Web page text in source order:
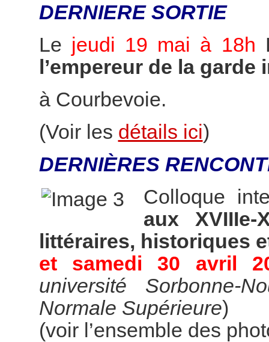
DERNIERE SORTIE
Le jeudi 19 mai à 18h
l’empereur de la garde
à Courbevoie.
(Voir les détails ici)
DERNIÈRES
Colloque
aux
littéraires, historiques
et samedi 30 avril
université
Normale Supérieure)
(voir l’ensemble des